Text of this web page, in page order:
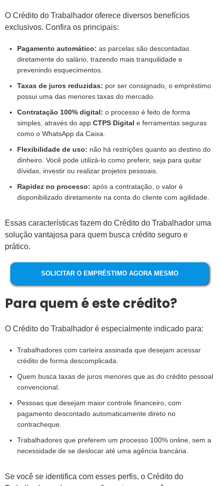
O Crédito do Trabalhador oferece diversos benefícios
exclusivos. Confira os principais:
Pagamento automático: as parcelas são descontadas
diretamente do salário, trazendo mais tranquilidade e
prevenindo esquecimentos.
Taxas de juros reduzidas: por ser consignado, o empréstimo
possui uma das menores taxas do mercado.
Contratação 100% digital: o processo é feito de forma
simples, através do app CTPS Digital e ferramentas seguras
como o WhatsApp da Caixa.
Flexibilidade de uso: não há restrições quanto ao destino do
dinheiro. Você pode utilizá-lo como preferir, seja para quitar
dívidas, investir ou realizar projetos pessoais.
Rapidez no processo: após a contratação, o valor é
disponibilizado diretamente na conta do cliente com agilidade.
Essas características fazem do Crédito do Trabalhador uma
solução vantajosa para quem busca crédito seguro e
prático.
SOLICITAR O EMPRÉSTIMO AGORA MESMO
Para quem é este crédito?
O Crédito do Trabalhador é especialmente indicado para:
Trabalhadores com carteira assinada que desejam acessar
crédito de forma descomplicada.
Quem busca taxas de juros menores que as do crédito pessoal
convencional.
Pessoas que desejam maior controle financeiro, com
pagamento descontado automaticamente direto no
contracheque.
Trabalhadores que preferem um processo 100% online, sem a
necessidade de se deslocar até uma agência bancária.
Se você se identifica com esses perfis, o Crédito do